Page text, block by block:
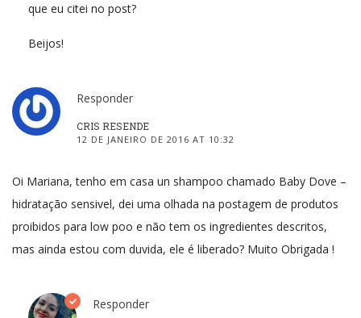
que eu citei no post?
Beijos!
Responder
CRIS RESENDE
12 DE JANEIRO DE 2016 AT 10:32
Oi Mariana, tenho em casa un shampoo chamado Baby Dove –
hidratação sensivel, dei uma olhada na postagem de produtos
proibidos para low poo e não tem os ingredientes descritos,
mas ainda estou com duvida, ele é liberado? Muito Obrigada !
Responder